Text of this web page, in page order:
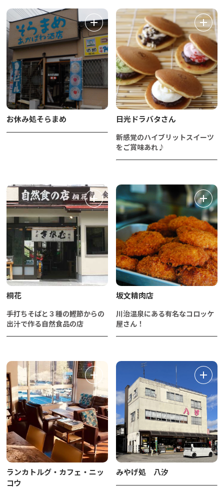
お休み処そらまめ 日光ドラバタさん
新感覚のハイブリットスイーツ
をご賞味あれ♪
桐花
手打ちそばと３種の鰹節からの
出汁で作る自然食品の店
坂文精肉店
川治温泉にある有名なコロッケ
屋さん！
ランカトルグ・カフェ・ニッ
コウ
みやげ処 八汐